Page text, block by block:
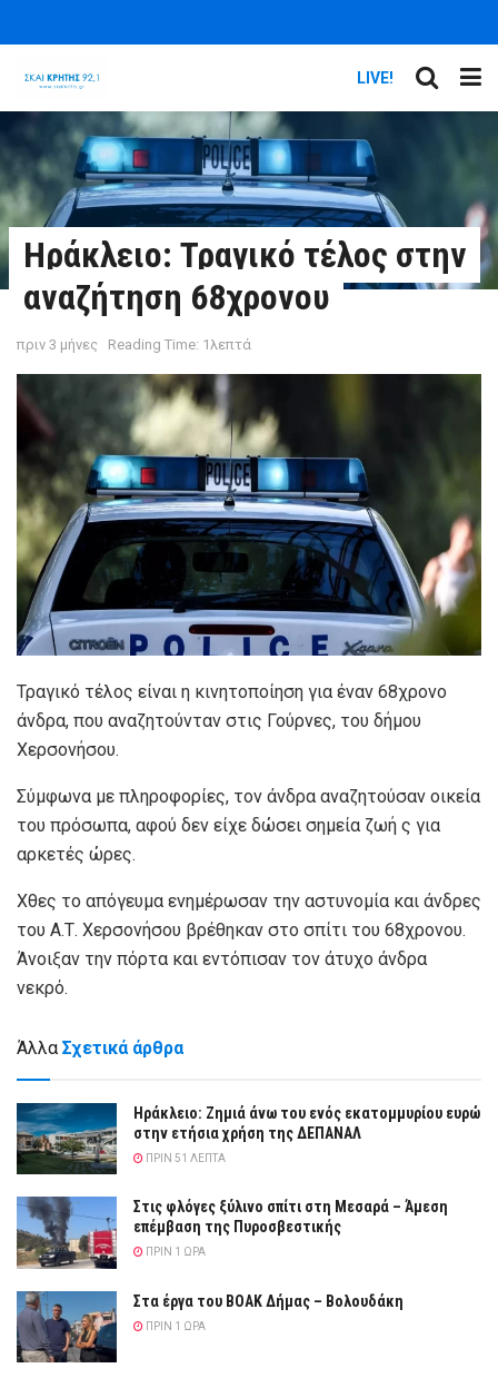
LIVE!
Ηράκλειο: Τραγικό τέλος στην
αναζήτηση 68χρονου
πριν 3 μήνες Reading Time: 1λεπτά
Τραγικό τέλος είναι η κινητοποίηση για έναν 68χρονο
άνδρα, που αναζητούνταν στις Γούρνες, του δήμου
Χερσονήσου.
Σύμφωνα με πληροφορίες, τον άνδρα αναζητούσαν οικεία
του πρόσωπα, αφού δεν είχε δώσει σημεία ζωή ς για
αρκετές ώρες.
Χθες το απόγευμα ενημέρωσαν την αστυνομία και άνδρες
του Α.Τ. Χερσονήσου βρέθηκαν στο σπίτι του 68χρονου.
Άνοιξαν την πόρτα και εντόπισαν τον άτυχο άνδρα
νεκρό.
Άλλα Σχετικά άρθρα
Ηράκλειο: Ζημιά άνω του ενός εκατομμυρίου ευρώ
στην ετήσια χρήση της ΔΕΠΑΝΑΛ
ΠΡΙΝ 51 ΛΕΠΤΆ
Στις φλόγες ξύλινο σπίτι στη Μεσαρά – Άμεση
επέμβαση της Πυροσβεστικής
ΠΡΙΝ 1 ΏΡΑ
Στα έργα του ΒΟΑΚ Δήμας – Βολουδάκη
ΠΡΙΝ 1 ΏΡΑ